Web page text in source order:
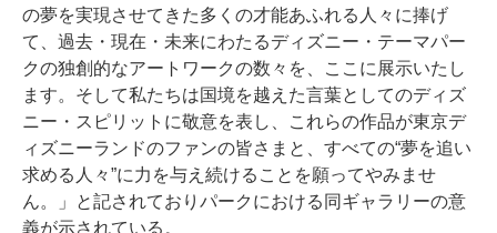
の夢を実現させてきた多くの才能あふれる人々に捧げ
て、過去・現在・未来にわたるディズニー・テーマパー
クの独創的なアートワークの数々を、ここに展示いたし
ます。そして私たちは国境を越えた言葉としてのディズ
ニー・スピリットに敬意を表し、これらの作品が東京デ
ィズニーランドのファンの皆さまと、すべての“夢を追い
求める人々”に力を与え続けることを願ってやみませ
ん。」と記されておりパークにおける同ギャラリーの意
義が示されている。